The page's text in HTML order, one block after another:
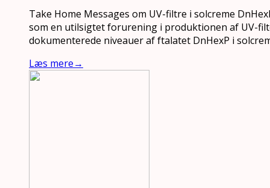
Take Home Messages om UV-filtre i solcreme
som en utilsigtet forurening i produktionen af UV-
dokumenterede niveauer af ftalatet DnHexP i
Læs mere→